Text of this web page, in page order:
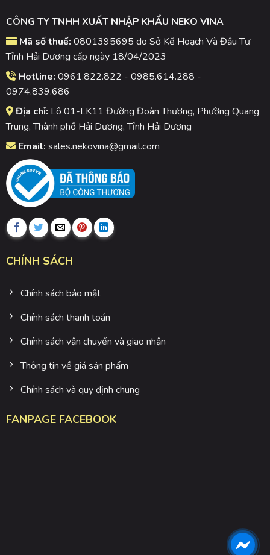
CÔNG TY TNHH XUẤT NHẬP KHẨU NEKO VINA
Mã số thuế: 0801395695 do Sở Kế Hoạch Và Đầu Tư
Tỉnh Hải Dương cấp ngày 18/04/2023
Hotline: 0961.822.822 - 0985.614.288 -
0974.839.686
Địa chỉ: Lô 01-LK11 Đường Đoàn Thượng, Phường Quang
Trung, Thành phố Hải Dương, Tỉnh Hải Dương
Email: sales.nekovina@gmail.com
CHÍNH SÁCH
Chính sách bảo mật
Chính sách thanh toán
Chính sách vận chuyển và giao nhận
Thông tin về giá sản phẩm
Chính sách và quy định chung
FANPAGE FACEBOOK